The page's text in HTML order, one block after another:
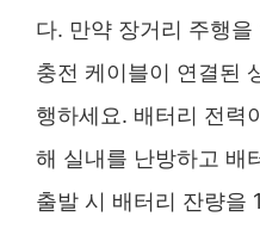
다. 만약 장거리 주행
충전 케이블이 연결된
행하세요. 배터리 전력
해 실내를 난방하고 배
출발 시 배터리 잔량을